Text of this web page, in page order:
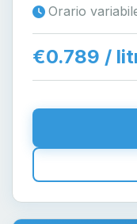
Orario
€0.789 /